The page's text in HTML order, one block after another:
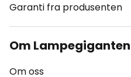
Garanti fra produsenten
Om Lampegiganten
Om oss